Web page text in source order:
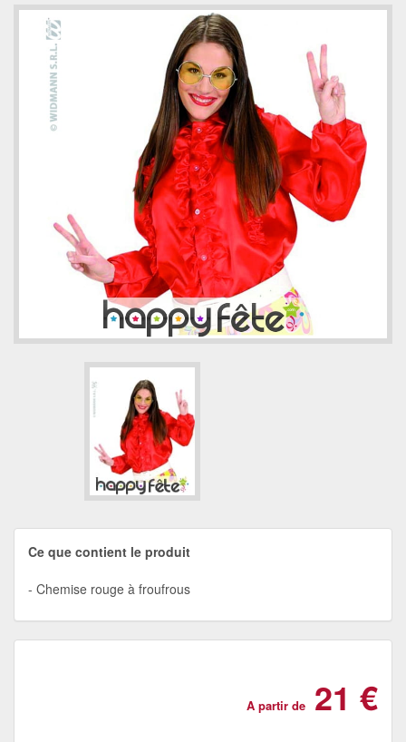
Ce que contient le produit
Chemise rouge à froufrous
A partir de 21 €